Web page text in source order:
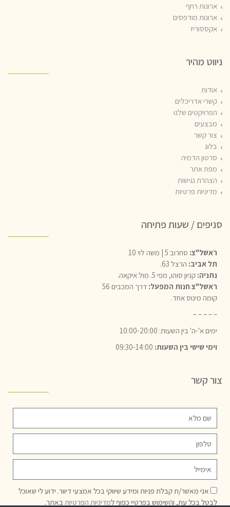
ארונות רחף
ארונות מודפסים
אקססוריז
ניווט מהיר
אודות
קשרי אדריכלים
הפרויקטים שלנו
מבצעים
צור קשר
בלוג
סרטון הדמיה
מפת אתר
הצהרת נגישות
מדיניות פרטיות
סניפים / שעות פתיחה
ראשל"צ: סחרוב 5 | משה לוי 10
תל אביב: הרצל 63.
נתניה: קניון סוהו, מפי 5. מול איקאה.
ראשל"צ חנות המפעל: דרך המכבים 56
קומה מינוס אחד.
– – – – –
ימים א'-ה' בין השעות: 10:00-20:00
וימי שישי בין השעות: 09:30-14:00
צור קשר
אני מאשר/ת קבלת פניות ומידע שיווקי בכל אמצעי דיוור. ידוע לי שאוכל
לבטל בכל עת, והשימוש בפרטיי כפוף למדיניות הפרטיות באתר.